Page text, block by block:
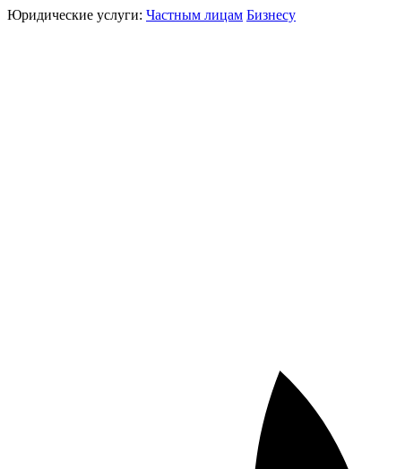
Юридические услуги: Частным лицам Бизнесу